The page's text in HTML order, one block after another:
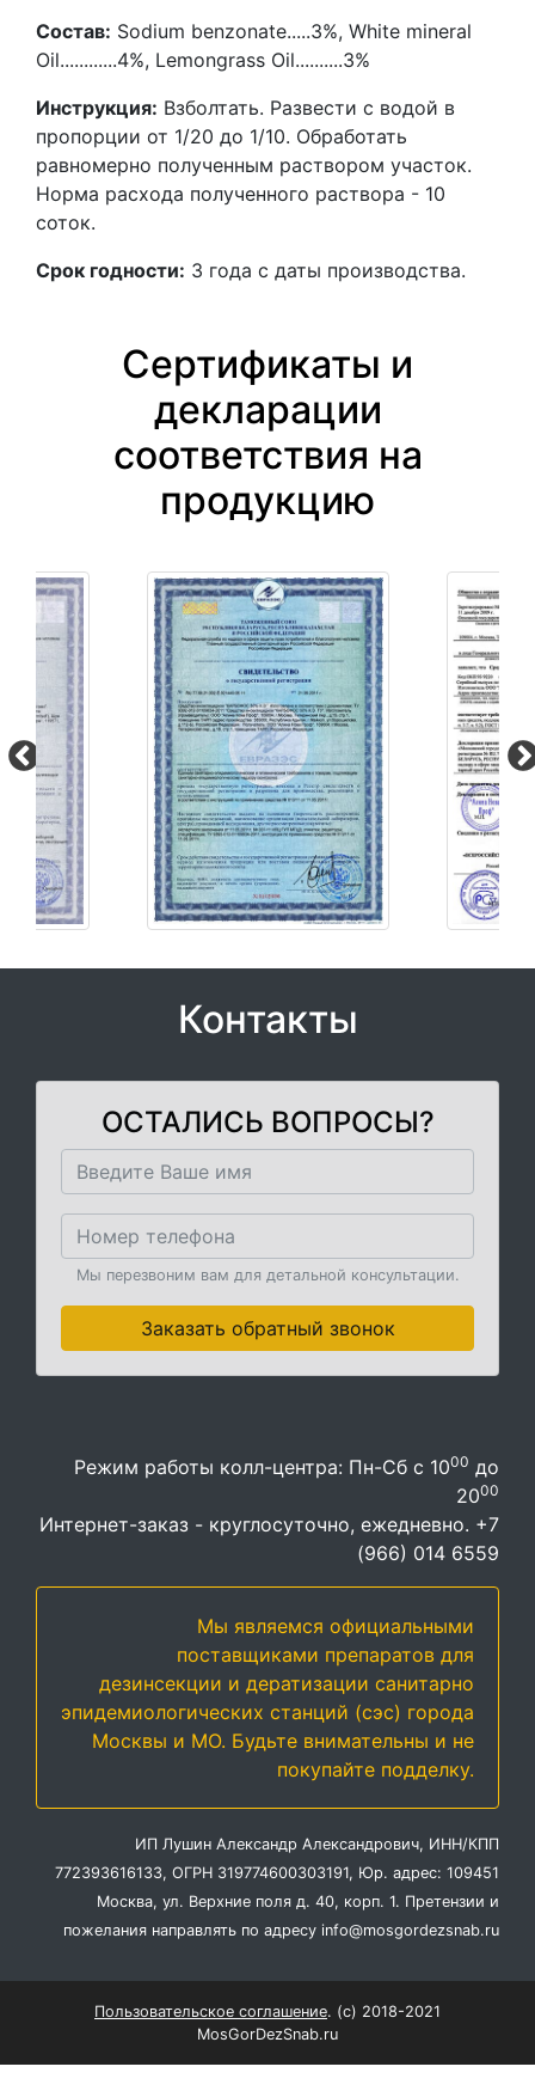
Состав: Sodium benzonate.....3%, White mineral
Oil............4%, Lemongrass Oil..........3%
Инструкция: Взболтать. Развести с водой в
пропорции от 1/20 до 1/10. Обработать
равномерно полученным раствором участок.
Норма расхода полученного раствора - 10
соток.
Срок годности: 3 года с даты производства.
Сертификаты и
декларации
соответствия на
продукцию
Контакты
ОСТАЛИСЬ ВОПРОСЫ?
Мы перезвоним вам для детальной консультации.
Заказать обратный звонок
Режим работы колл-центра: Пн-Сб с 1000 до
2000
Интернет-заказ - круглосуточно, ежедневно. +7
(966) 014 6559
Мы являемся официальными
поставщиками препаратов для
дезинсекции и дератизации санитарно
эпидемиологических станций (сэс) города
Москвы и МО. Будьте внимательны и не
покупайте подделку.
ИП Лушин Александр Александрович, ИНН/КПП
772393616133, ОГРН 319774600303191, Юр. адрес: 109451
Москва, ул. Верхние поля д. 40, корп. 1. Претензии и
пожелания направлять по адресу info@mosgordezsnab.ru
Пользовательское соглашение. (с) 2018-2021
MosGorDezSnab.ru